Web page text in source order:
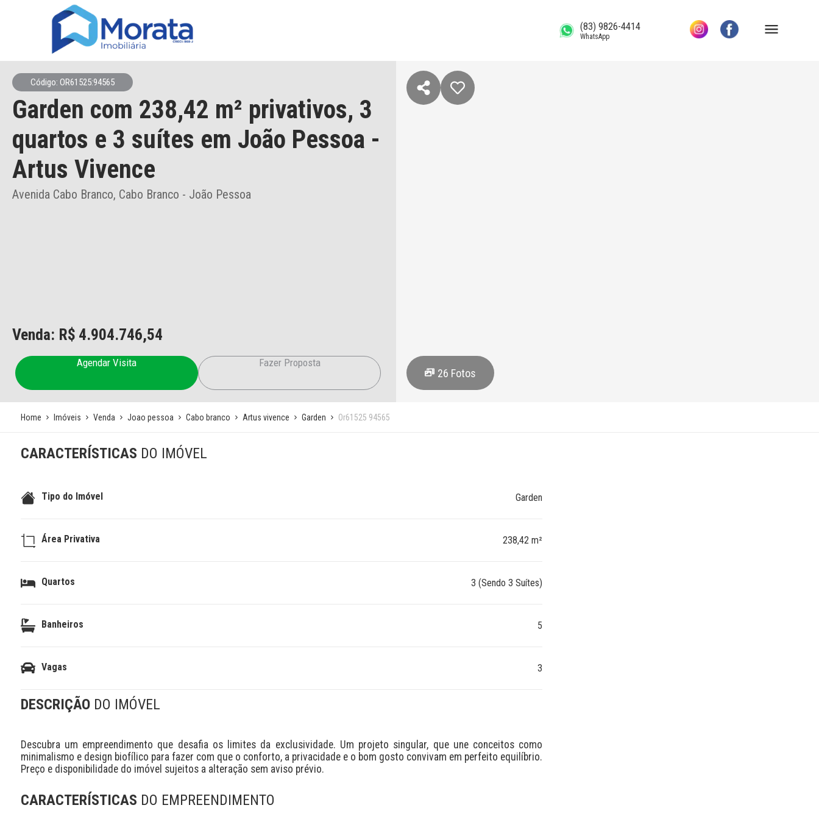
(83) 9826-4414
WhatsApp
Código: OR61525:94565
Garden com 238,42 m² privativos, 3
quartos e 3 suítes em João Pessoa -
Artus Vivence
Avenida Cabo Branco, Cabo Branco - João Pessoa
Venda: R$ 4.904.746,54
Agendar Visita Fazer Proposta
26 Fotos
Home Imóveis Venda Joao pessoa Cabo branco Artus vivence Garden Or61525 94565
CARACTERÍSTICAS DO IMÓVEL
Tipo do Imóvel Garden
Área Privativa 238,42 m²
Quartos 3 (Sendo 3 Suítes)
Banheiros 5
Vagas 3
DESCRIÇÃO DO IMÓVEL
Descubra um empreendimento que desafia os limites da exclusividade. Um projeto singular, que une conceitos como
minimalismo e design biofílico para fazer com que o conforto, a privacidade e o bom gosto convivam em perfeito equilíbrio.
Preço e disponibilidade do imóvel sujeitos a alteração sem aviso prévio.
CARACTERÍSTICAS DO EMPREENDIMENTO